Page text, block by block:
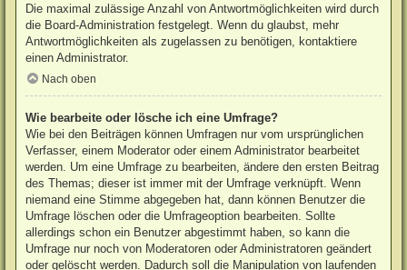
Die maximal zulässige Anzahl von Antwortmöglichkeiten wird durch
die Board-Administration festgelegt. Wenn du glaubst, mehr
Antwortmöglichkeiten als zugelassen zu benötigen, kontaktiere
einen Administrator.
Nach oben
Wie bearbeite oder lösche ich eine Umfrage?
Wie bei den Beiträgen können Umfragen nur vom ursprünglichen
Verfasser, einem Moderator oder einem Administrator bearbeitet
werden. Um eine Umfrage zu bearbeiten, ändere den ersten Beitrag
des Themas; dieser ist immer mit der Umfrage verknüpft. Wenn
niemand eine Stimme abgegeben hat, dann können Benutzer die
Umfrage löschen oder die Umfrageoption bearbeiten. Sollte
allerdings schon ein Benutzer abgestimmt haben, so kann die
Umfrage nur noch von Moderatoren oder Administratoren geändert
oder gelöscht werden. Dadurch soll die Manipulation von laufenden